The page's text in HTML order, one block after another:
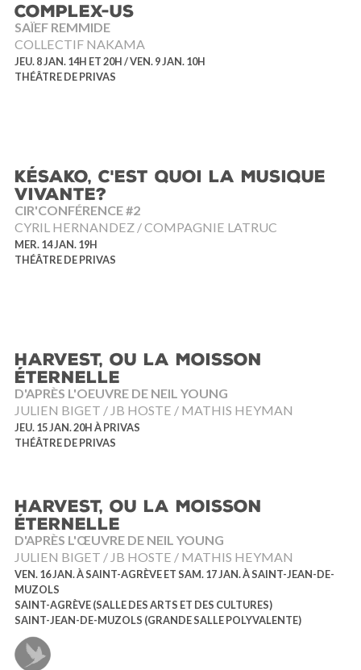
COMPLEX-US
SAÏEF REMMIDE
COLLECTIF NAKAMA
JEU. 8 JAN. 14H ET 20H / VEN. 9 JAN. 10H
THÉÂTRE DE PRIVAS
KÉSAKO, C'EST QUOI LA MUSIQUE
VIVANTE?
CIR'CONFÉRENCE #2
CYRIL HERNANDEZ / COMPAGNIE LATRUC
MER. 14 JAN. 19H
THÉÂTRE DE PRIVAS
HARVEST, OU LA MOISSON
ÉTERNELLE
D'APRÈS L'OEUVRE DE NEIL YOUNG
JULIEN BIGET / JB HOSTE / MATHIS HEYMAN
JEU. 15 JAN. 20H À PRIVAS
THÉÂTRE DE PRIVAS
HARVEST, OU LA MOISSON
ÉTERNELLE
D'APRÈS L'ŒUVRE DE NEIL YOUNG
JULIEN BIGET / JB HOSTE / MATHIS HEYMAN
VEN. 16 JAN. À SAINT-AGRÈVE ET SAM. 17 JAN. À SAINT-JEAN-DE-
MUZOLS
SAINT-AGRÈVE (SALLE DES ARTS ET DES CULTURES)
SAINT-JEAN-DE-MUZOLS (GRANDE SALLE POLYVALENTE)